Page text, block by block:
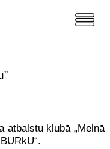
atbalstu klubā „Melnā